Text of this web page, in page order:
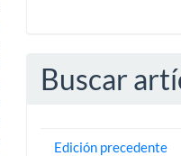
Buscar
Edición precedente